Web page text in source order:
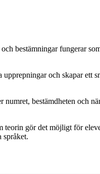
bestämningar fungerar
och skapar ett
bestämdheten och
gör det möjligt för
språket.